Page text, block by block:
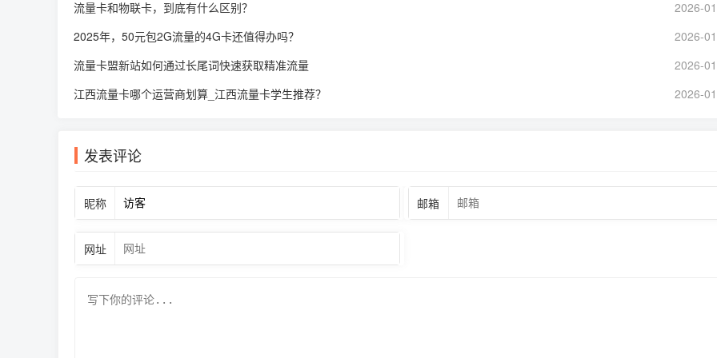
流量卡和物联卡，到底有什么区别？
2026-
2025年，50元包2G流量的4G卡还值得办吗？
2026-
流量卡盟新站如何通过长尾词快速获取精准流量
2026-
江西流量卡哪个运营商划算_江西流量卡学生推荐？
2026-
发表评论
昵称 邮箱
网址